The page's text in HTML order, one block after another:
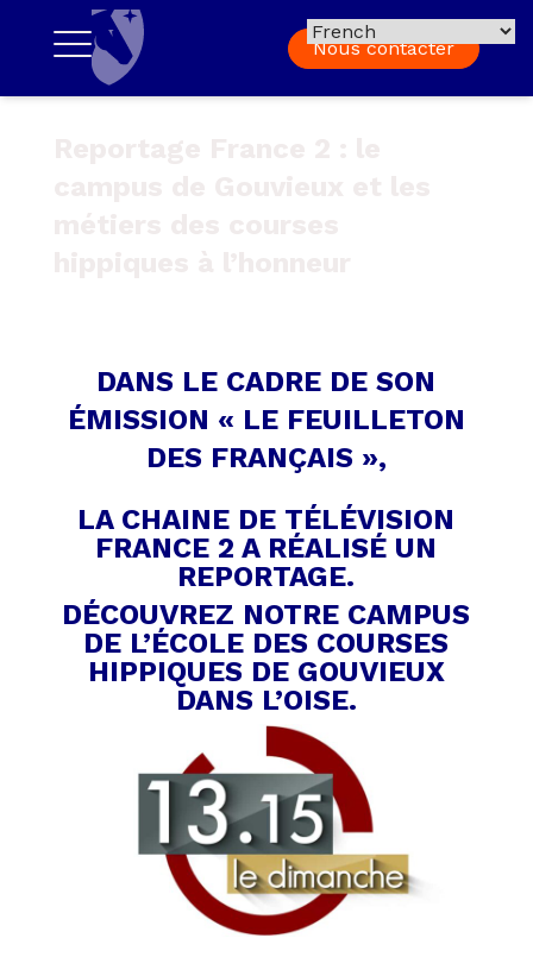
Nous contacter
DANS LE CADRE DE SON
ÉMISSION « LE FEUILLETON
DES FRANÇAIS »,
LA CHAINE DE TÉLÉVISION
FRANCE 2 A RÉALISÉ UN
REPORTAGE.
DÉCOUVREZ NOTRE CAMPUS
DE L’ÉCOLE DES COURSES
HIPPIQUES DE GOUVIEUX
DANS L’OISE.